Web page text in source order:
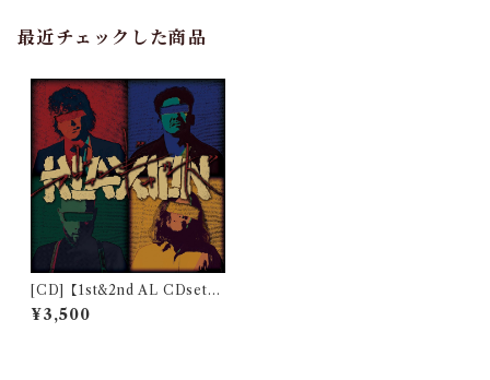
最近チェックした商品
[CD]【1st&2nd AL CDset】
KLAXION 2nd FULL ALB
UM 「アヴァンギャルド」+ 1
¥3,500